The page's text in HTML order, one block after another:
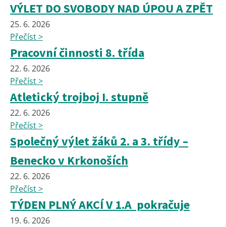
VÝLET DO SVOBODY NAD ÚPOU A ZPĚT
25. 6. 2026
Přečíst >
Pracovní činnosti 8. třída
22. 6. 2026
Přečíst >
Atletický trojboj I. stupně
22. 6. 2026
Přečíst >
Společný výlet žáků 2. a 3. třídy –
Benecko v Krkonoších
22. 6. 2026
Přečíst >
TÝDEN PLNÝ AKCÍ V 1.A pokračuje
19. 6. 2026